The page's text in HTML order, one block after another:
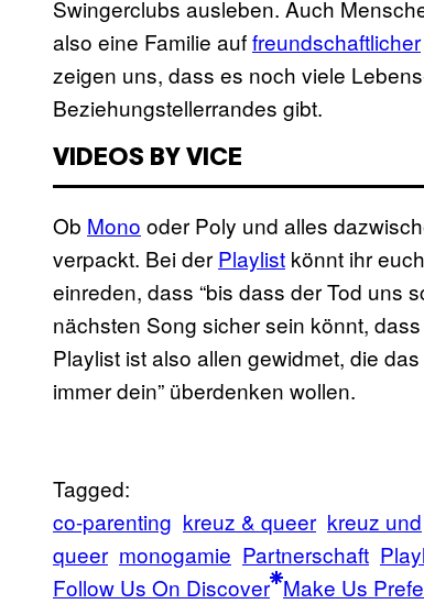
Swingerclubs ausleben. Auch
also eine Familie auffreundschaftlicher
zeigen uns, dass es noch viele
Beziehungstellerrandes gibt.
VIDEOS BY VICE
Ob Mono oder Poly und alles
verpackt. Bei der Playlist könnt ihr
einreden, dass “bis dass der Tod uns
nächsten Song sicher sein könnt,
Playlist ist also allen gewidmet, die
immer dein” überdenken wollen.
Tagged:
co-parenting kreuz & queer kreuz und
queer monogamie Partnerschaft
Follow Us On Discover Make Us